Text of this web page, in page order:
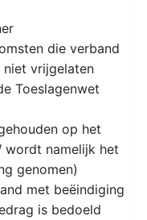
die verband
niet vrijgelaten
Toeslagenwet
op het
wordt namelijk het
genomen)
met beëindiging
is bedoeld